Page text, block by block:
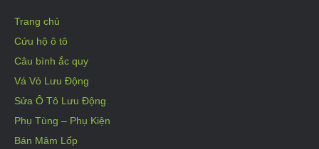
Trang chủ
Cứu hộ ô tô
Câu bình ắc quy
Vá Vỏ Lưu Động
Sửa Ô Tô Lưu Động
Phụ Tùng – Phụ Kiện
Bán Mâm Lốp